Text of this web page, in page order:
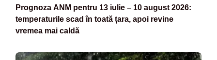
Prognoza ANM pentru 13 iulie – 10 august 2026:
temperaturile scad în toată țara, apoi revine
vremea mai caldă